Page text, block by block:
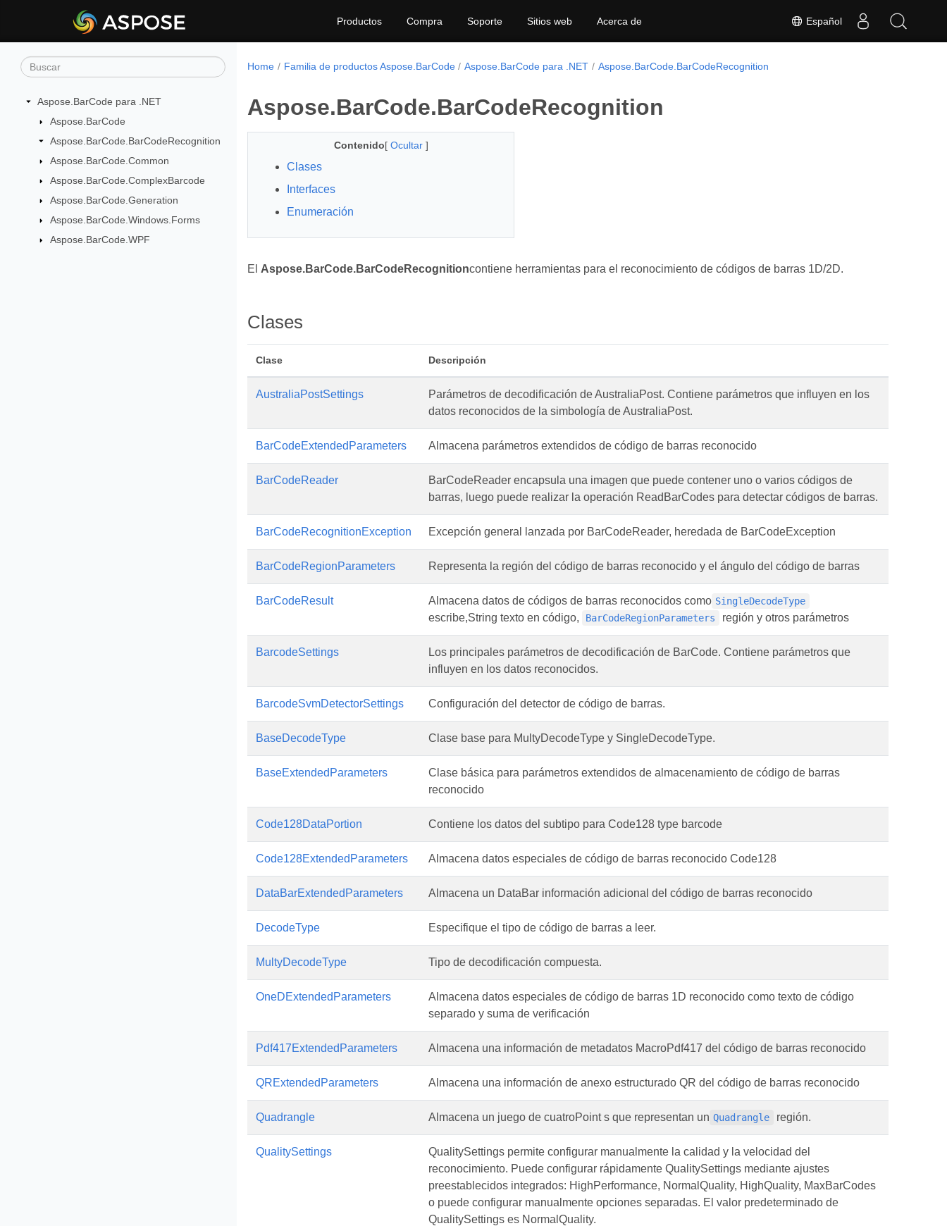
Español
Productos Compra Soporte Sitios web Acerca de
Aspose.BarCode para .NET
Aspose.BarCode
Aspose.BarCode.BarCodeRecognition
Aspose.BarCode.Common
Aspose.BarCode.ComplexBarcode
Aspose.BarCode.Generation
Aspose.BarCode.Windows.Forms
Aspose.BarCode.WPF
Home Familia de productos Aspose.BarCode Aspose.BarCode para .NET Aspose.BarCode.BarCodeRecognition
Aspose.BarCode.BarCodeRecognition
Contenido[ Ocultar ]
Clases
Interfaces
Enumeración
El Aspose.BarCode.BarCodeRecognitioncontiene herramientas para el reconocimiento de códigos de barras 1D/2D.
Clases
Clase Descripción
AustraliaPostSettings
Parámetros de decodificación de AustraliaPost. Contiene parámetros que influyen en los
datos reconocidos de la simbología de AustraliaPost.
BarCodeExtendedParameters Almacena parámetros extendidos de código de barras reconocido
BarCodeReader
BarCodeReader encapsula una imagen que puede contener uno o varios códigos de
barras, luego puede realizar la operación ReadBarCodes para detectar códigos de barras.
BarCodeRecognitionException Excepción general lanzada por BarCodeReader, heredada de BarCodeException
BarCodeRegionParameters Representa la región del código de barras reconocido y el ángulo del código de barras
BarCodeResult Almacena datos de códigos de barras reconocidos como SingleDecodeType
escribe,String texto en código, BarCodeRegionParameters región y otros parámetros
BarcodeSettings
Los principales parámetros de decodificación de BarCode. Contiene parámetros que
influyen en los datos reconocidos.
BarcodeSvmDetectorSettings Configuración del detector de código de barras.
BaseDecodeType Clase base para MultyDecodeType y SingleDecodeType.
BaseExtendedParameters
Clase básica para parámetros extendidos de almacenamiento de código de barras
reconocido
Code128DataPortion Contiene los datos del subtipo para Code128 type barcode
Code128ExtendedParameters Almacena datos especiales de código de barras reconocido Code128
DataBarExtendedParameters Almacena un DataBar información adicional del código de barras reconocido
DecodeType Especifique el tipo de código de barras a leer.
MultyDecodeType Tipo de decodificación compuesta.
OneDExtendedParameters
Almacena datos especiales de código de barras 1D reconocido como texto de código
separado y suma de verificación
Pdf417ExtendedParameters Almacena una información de metadatos MacroPdf417 del código de barras reconocido
QRExtendedParameters Almacena una información de anexo estructurado QR del código de barras reconocido
Quadrangle Almacena un juego de cuatroPoint s que representan un Quadrangle región.
QualitySettings
QualitySettings permite configurar manualmente la calidad y la velocidad del
reconocimiento. Puede configurar rápidamente QualitySettings mediante ajustes
preestablecidos integrados: HighPerformance, NormalQuality, HighQuality, MaxBarCodes
o puede configurar manualmente opciones separadas. El valor predeterminado de
QualitySettings es NormalQuality.